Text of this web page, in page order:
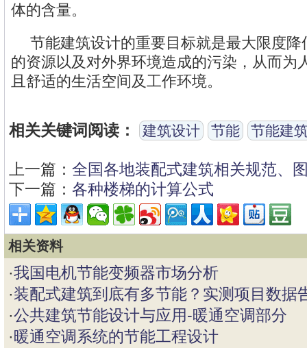
体的含量。
节能建筑设计的重要目标就是最大限度
的资源以及对外界环境造成的污染，从而为
且舒适的生活空间及工作环境。
相关关键词阅读： 建筑设计 节能 节能建
上一篇： 全国各地装配式建筑相关规范、
下一篇： 各种楼梯的计算公式
相关资料
·我国电机节能变频器市场分析
·装配式建筑到底有多节能？实测项目数据
·公共建筑节能设计与应用-暖通空调部分
·暖通空调系统的节能工程设计